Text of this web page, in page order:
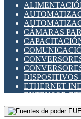
SENSORES
VARIACS
VARIADORES
MAQUINARIA
ILUMINACIÓN
INTERFACES
OTROS RELÉS
PROTECCIÓN
RELÉS
RELÉS DE
RELÉS DE
RELÉS
RELÉS
SENSORES
CÁMARAS
DISPOSITIVOS
ETHERNET
EXTENSOR
GATEWAY
GESTIÓN DE